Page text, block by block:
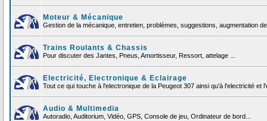
Moteur & Mécanique
Gestion de la mécanique, entretien, problèmes, suggestions, augmentation
Trains Roulants & Chassis
Pour discuter des Jantes, Pneus, Amortisseur, Ressort, attelage ...
Electricité, Electronique & Eclairage
Tout ce qui touche à l'electronique de la Peugeot 307 ainsi qu'à l'electricité et
Audio & Multimedia
Autoradio, Auditorium, Vidéo, GPS, Console de jeu, Ordinateur de bord...